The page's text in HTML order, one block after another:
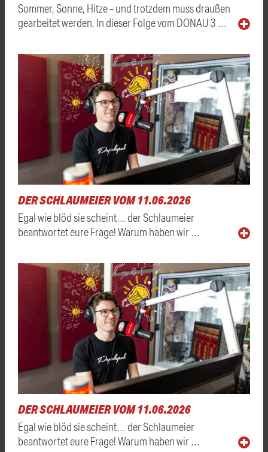
Sommer, Sonne, Hitze – und trotzdem muss draußen
gearbeitet werden. In dieser Folge vom DONAU 3 …
DER SCHLAUMEIER VOM 11.06.2026
Egal wie blöd sie scheint… der Schlaumeier
beantwortet eure Frage! Warum haben wir …
DER SCHLAUMEIER VOM 11.06.2026
Egal wie blöd sie scheint… der Schlaumeier
beantwortet eure Frage! Warum haben wir …